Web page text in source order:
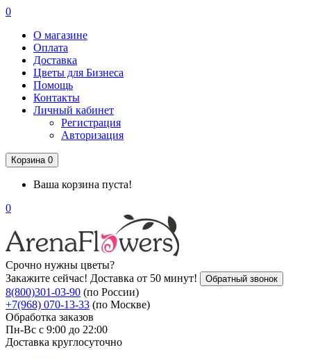
0
О магазине
Оплата
Доставка
Цветы для Бизнеса
Помощь
Контакты
Личный кабинет
Регистрация
Авторизация
Корзина 0
Ваша корзина пуста!
0
Срочно нужны цветы?
Закажите сейчас! Доставка от 50 минут!
Обратный звонок
8(800)301-03-90 (по России)
+7(968) 070-13-33 (по Москве)
Обработка заказов
Пн-Вс с 9:00 до 22:00
Доставка круглосуточно